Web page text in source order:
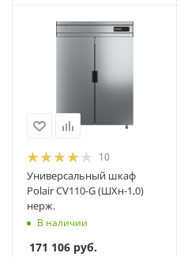
10
Универсальный шкаф
Polair CV110-G (ШХн-1,0)
нерж.
В наличии
171 106 руб.